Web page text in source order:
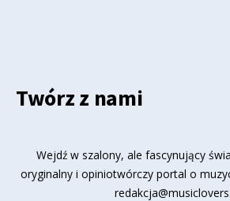
Twórz z nami
Wejdź w szalony, ale fascynujący
oryginalny i opiniotwórczy portal o